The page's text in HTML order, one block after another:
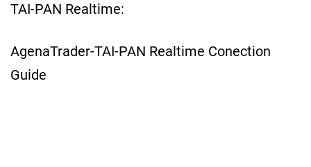
TAI-PAN Realtime:
AgenaTrader-TAI-PAN Realtime Conection
Guide